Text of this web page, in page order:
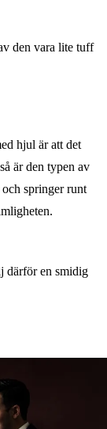
den vara lite tuff
hjul är att det
är den typen av
springer runt
därför en smidig